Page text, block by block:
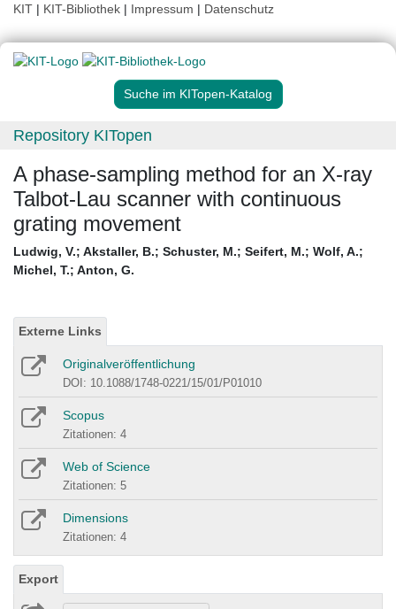
KIT | KIT-Bibliothek | Impressum | Datenschutz
Suche im KITopen-Katalog
Repository KITopen
A phase-sampling method for an X-ray
Talbot-Lau scanner with continuous
grating movement
Ludwig, V.; Akstaller, B.; Schuster, M.; Seifert, M.; Wolf, A.;
Michel, T.; Anton, G.
Externe Links
Originalveröffentlichung
DOI: 10.1088/1748-0221/15/01/P01010
Scopus
Zitationen: 4
Web of Science
Zitationen: 5
Dimensions
Zitationen: 4
Export